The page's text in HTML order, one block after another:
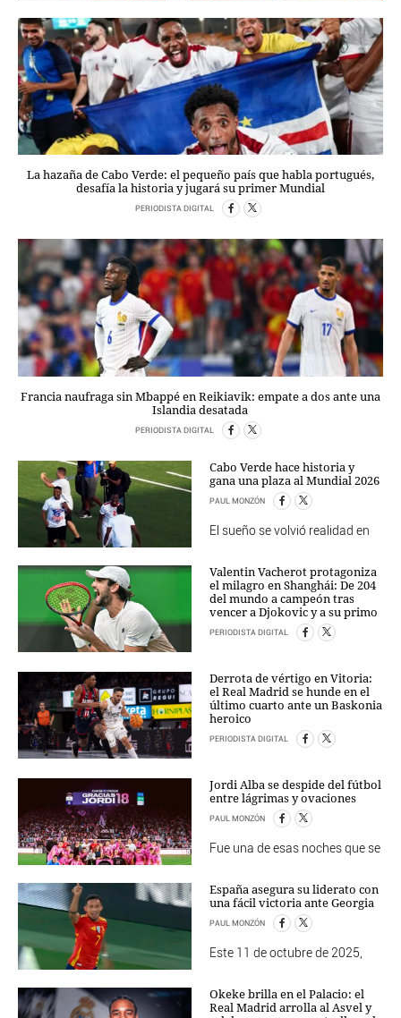
La hazaña de Cabo Verde: el pequeño país que habla portugués,
desafía la historia y jugará su primer Mundial
PERIODISTA DIGITAL
Francia naufraga sin Mbappé en Reikiavik: empate a dos ante una
Islandia desatada
PERIODISTA DIGITAL
Cabo Verde hace historia y
gana una plaza al Mundial 2026
PAUL MONZÓN
El sueño se volvió realidad en
Valentin Vacherot protagoniza
el milagro en Shanghái: De 204
del mundo a campeón tras
vencer a Djokovic y a su primo
PERIODISTA DIGITAL
Derrota de vértigo en Vitoria:
el Real Madrid se hunde en el
último cuarto ante un Baskonia
heroico
PERIODISTA DIGITAL
Jordi Alba se despide del fútbol
entre lágrimas y ovaciones
PAUL MONZÓN
Fue una de esas noches que se
España asegura su liderato con
una fácil victoria ante Georgia
PAUL MONZÓN
Este 11 de octubre de 2025,
Okeke brilla en el Palacio: el
Real Madrid arrolla al Asvel y